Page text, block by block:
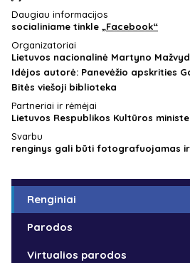
Daugiau informacijos
socialiniame tinkle „Facebook“
Organizatoriai
Lietuvos nacionalinė Martyno
Idėjos autorė: Panevėžio apskrities
Bitės viešoji biblioteka
Partneriai ir rėmėjai
Lietuvos Respublikos Kultūros
Svarbu
renginys gali būti fotografuojamas
Renginiai
Parodos
Virtualios parodos